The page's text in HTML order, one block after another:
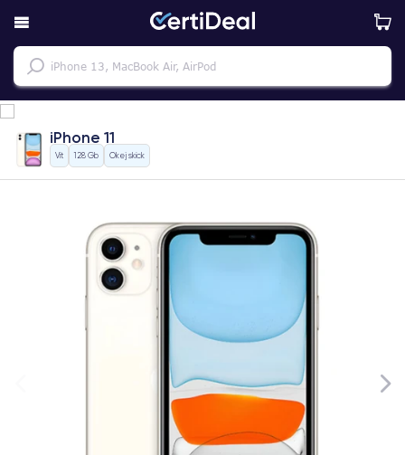
iPhone 11
Vit 128 Gb Okej skick